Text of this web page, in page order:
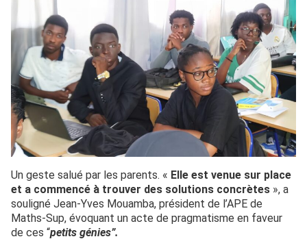
Un geste salué par les parents. « Elle est venue sur place
et a commencé à trouver des solutions concrètes », a
souligné Jean-Yves Mouamba, président de l’APE de
Maths-Sup, évoquant un acte de pragmatisme en faveur
de ces “petits génies”.